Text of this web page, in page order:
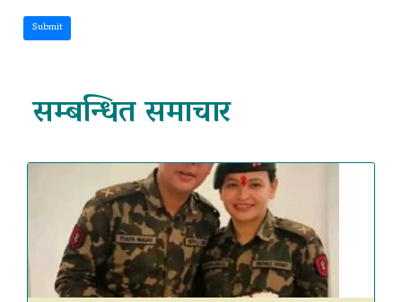
Submit
सम्बन्धित समाचार